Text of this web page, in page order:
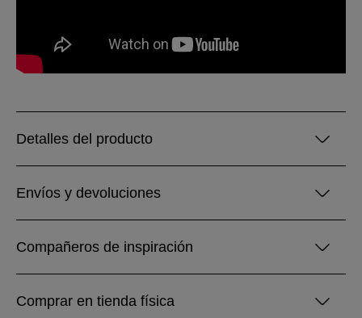
Detalles del producto
Envíos y devoluciones
Compañeros de inspiración
Comprar en tienda física